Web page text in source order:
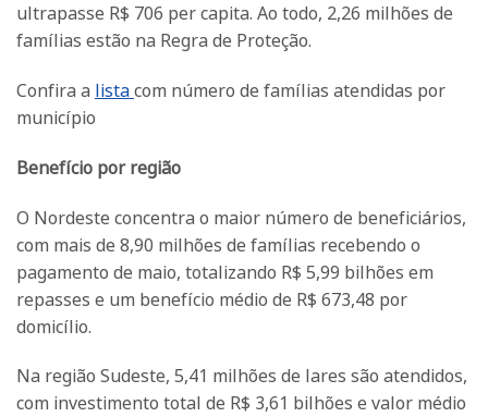
ultrapasse R$ 706 per capita. Ao todo, 2,26 milhões de
famílias estão na Regra de Proteção.
Confira a listacom número de famílias atendidas por
município
Benefício por região
O Nordeste concentra o maior número de beneficiários,
com mais de 8,90 milhões de famílias recebendo o
pagamento de maio, totalizando R$ 5,99 bilhões em
repasses e um benefício médio de R$ 673,48 por
domicílio.
Na região Sudeste, 5,41 milhões de lares são atendidos,
com investimento total de R$ 3,61 bilhões e valor médio